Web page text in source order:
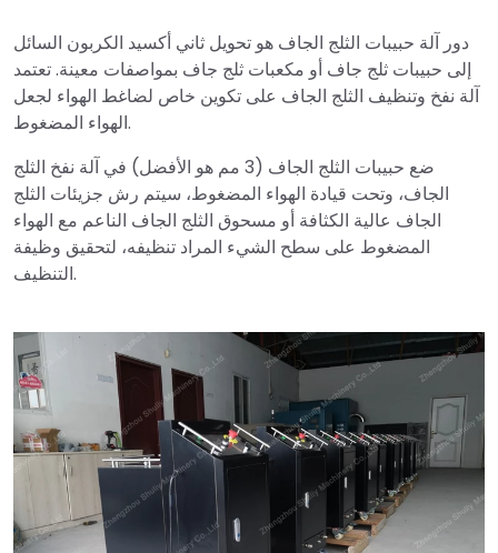
دور آلة حبيبات الثلج الجاف هو تحويل ثاني أكسيد الكربون السائل
إلى حبيبات ثلج جاف أو مكعبات ثلج جاف بمواصفات معينة. تعتمد
آلة نفخ وتنظيف الثلج الجاف على تكوين خاص لضاغط الهواء لجعل
الهواء المضغوط.
ضع حبيبات الثلج الجاف (3 مم هو الأفضل) في آلة نفخ الثلج
الجاف، وتحت قيادة الهواء المضغوط، سيتم رش جزيئات الثلج
الجاف عالية الكثافة أو مسحوق الثلج الجاف الناعم مع الهواء
المضغوط على سطح الشيء المراد تنظيفه، لتحقيق وظيفة
التنظيف.